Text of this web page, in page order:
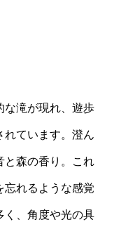
な滝が現れ、遊歩
れています。澄ん
と森の香り。これ
忘れるような感覚
く、角度や光の具